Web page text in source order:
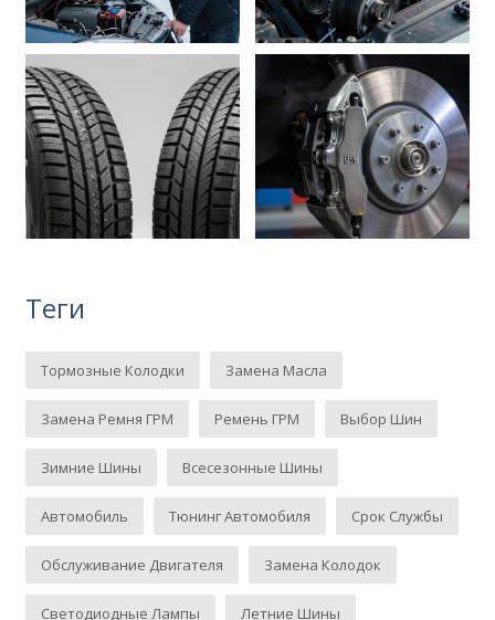
Теги
Тормозные Колодки Замена Масла
Замена Ремня ГРМ Ремень ГРМ Выбор Шин
Зимние Шины Всесезонные Шины
Автомобиль Тюнинг Автомобиля Срок Службы
Обслуживание Двигателя Замена Колодок
Светодиодные Лампы Летние Шины